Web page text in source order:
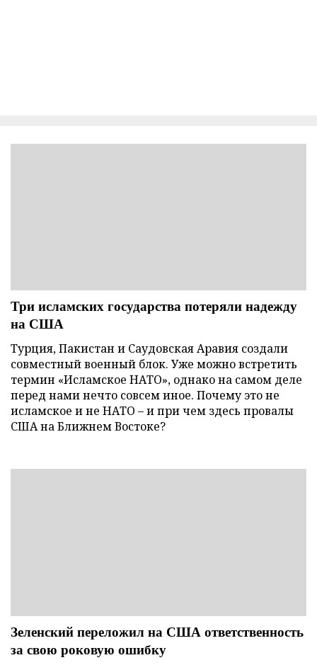
Три исламских государства потеряли надежду
на США
Турция, Пакистан и Саудовская Аравия создали
совместный военный блок. Уже можно встретить
термин «Исламское НАТО», однако на самом деле
перед нами нечто совсем иное. Почему это не
исламское и не НАТО – и при чем здесь провалы
США на Ближнем Востоке?
Зеленский переложил на США ответственность
за свою роковую ошибку